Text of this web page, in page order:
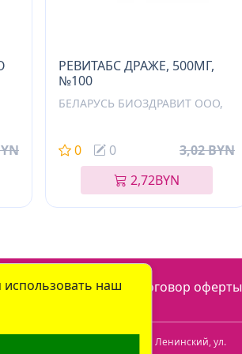
РЕВИТАБС ДРАЖЕ, 500МГ,
№100
БЕЛАРУСЬ БИОЗДРАВИТ ООО,
0 0
3,02 BYN
2,72BYN
Договор оферты
г. Бобруйск, р-н Ленинский,ул.
наш